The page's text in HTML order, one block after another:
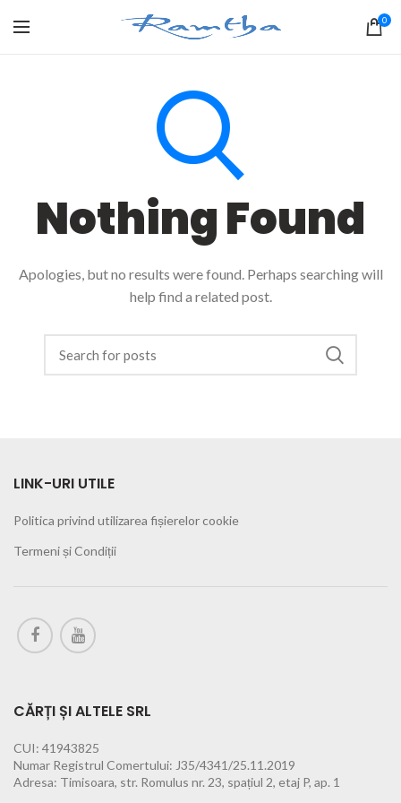
0
Nothing Found
Apologies, but no results were found. Perhaps searching will
help find a related post.
LINK-URI UTILE
Politica privind utilizarea fișierelor cookie
Termeni și Condiții
CĂRȚI ȘI ALTELE SRL
CUI: 41943825
Numar Registrul Comertului: J35/4341/25.11.2019
Adresa: Timisoara, str. Romulus nr. 23, spațiul 2, etaj P, ap. 1